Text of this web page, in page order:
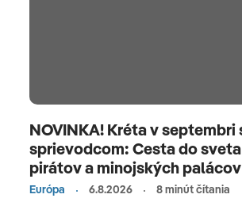
NOVINKA! Kréta v septembri
sprievodcom: Cesta do
pirátov a minojských palácov
Európa 6.8.2026 8 minút čítania